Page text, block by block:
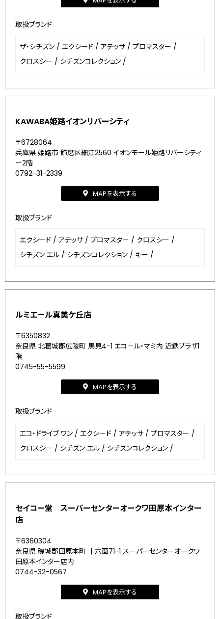
取扱ブランド
ザ・シチズン / エクシード / アテッサ / プロマスター /
クロスシー / シチズンコレクション /
KAWABA姫路イオンリバーシティ
〒6728064
兵庫県 姫路市 飾磨区細江2560 イオンモール姫路リバーシティ
ー2階
0792-31-2339
MAPを表示する
取扱ブランド
エクシード / アテッサ / プロマスター / クロスシー /
シチズン エル / シチズンコレクション / キー /
ルミエール真美ケ丘店
〒6350832
奈良県 北葛城郡広陵町 馬見4-1 エコール・マミ内 近鉄プラザ1
階
0745-55-5599
MAPを表示する
取扱ブランド
エコ・ドライブ ワン / エクシード / アテッサ / プロマスター /
クロスシー / シチズン エル / シチズンコレクション /
セイコー堂 スーパーセンターオークワ田原本インター
店
〒6360304
奈良県 磯城郡田原本町 十六面71-1 スーパーセンターオークワ
田原本インター店内
0744-32-0567
MAPを表示する
取扱ブランド